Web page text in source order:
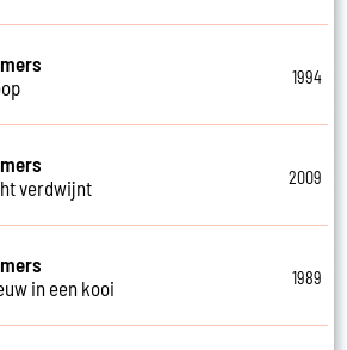
1994
verdwijnt
2009
in een kooi
1989